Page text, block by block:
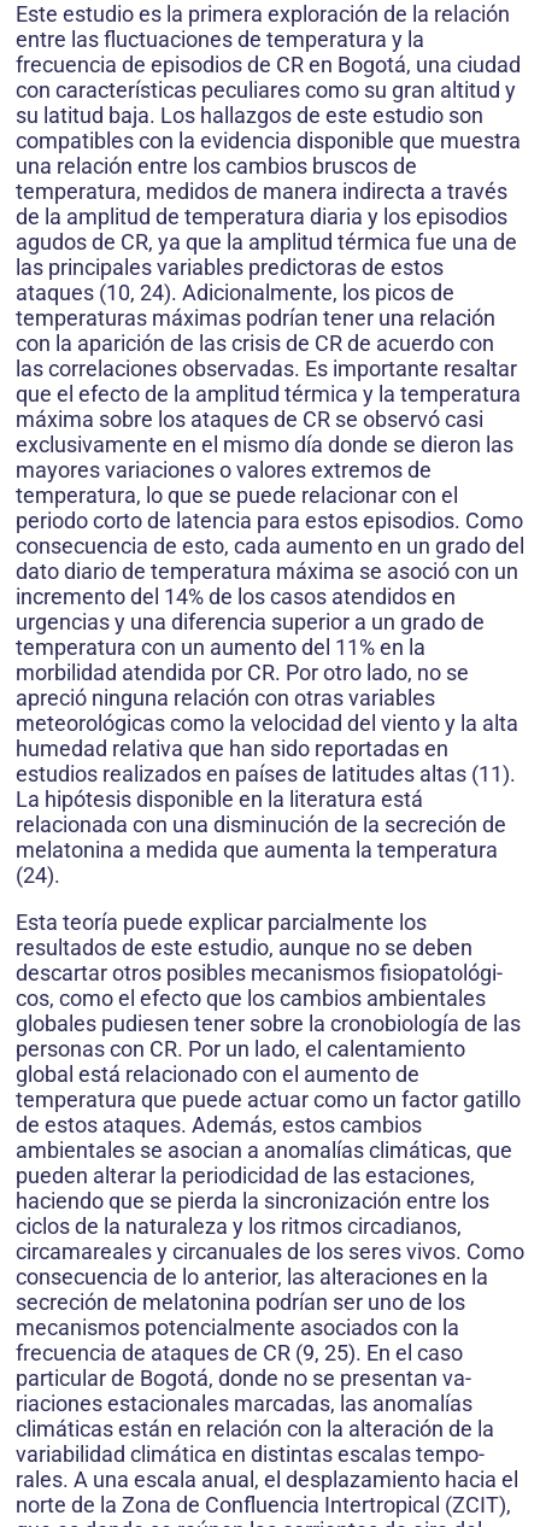
Este estudio es la primera exploración de la relación
entre las fluctuaciones de temperatura y la
frecuencia de episodios de CR en Bogotá, una ciudad
con características peculiares como su gran altitud y
su latitud baja. Los hallazgos de este estudio son
compatibles con la evidencia disponible que muestra
una relación entre los cambios bruscos de
temperatura, medidos de manera indirecta a través
de la amplitud de temperatura diaria y los episodios
agudos de CR, ya que la amplitud térmica fue una de
las principales variables predictoras de estos
ataques (10, 24). Adicionalmente, los picos de
temperaturas máximas podrían tener una relación
con la aparición de las crisis de CR de acuerdo con
las correlaciones observadas. Es importante resaltar
que el efecto de la amplitud térmica y la temperatura
máxima sobre los ataques de CR se observó casi
exclusivamente en el mismo día donde se dieron las
mayores variaciones o valores extre­mos de
temperatura, lo que se puede relacionar con el
periodo corto de latencia para estos episodios. Como
consecuencia de esto, cada aumento en un grado del
dato diario de temperatura máxima se asoció con un
incremento del 14% de los casos atendidos en
urgencias y una diferencia superior a un grado de
temperatura con un aumento del 11% en la
morbilidad atendida por CR. Por otro lado, no se
apreció ninguna relación con otras variables
meteorológicas como la velocidad del viento y la alta
humedad relativa que han sido reportadas en
estudios realizados en países de latitudes altas (11).
La hipótesis disponible en la literatura está
relacionada con una disminución de la secreción de
melatonina a medida que aumenta la tempe­ratura
(24).
Esta teoría puede explicar parcialmente los
resultados de este estudio, aunque no se deben
descartar otros posibles mecanismos fisiopatológi­
cos, como el efecto que los cambios ambientales
globales pudiesen tener sobre la cronobiología de las
personas con CR. Por un lado, el calen­tamiento
global está relacionado con el aumento de
temperatura que puede actuar como un factor gatillo
de estos ataques. Además, estos cambios
ambientales se asocian a anomalías climáticas, que
pueden alterar la periodicidad de las estaciones,
haciendo que se pierda la sincronización entre los
ciclos de la naturaleza y los ritmos circadianos,
circamareales y circanuales de los seres vivos. Como
consecuencia de lo anterior, las alteraciones en la
secreción de melatonina podrían ser uno de los
mecanismos potencialmente asociados con la
frecuencia de ataques de CR (9, 25). En el caso
particular de Bogotá, donde no se presentan va­
riaciones estacionales marcadas, las anomalías
climáticas están en relación con la alteración de la
variabilidad climática en distintas escalas tempo­
rales. A una escala anual, el desplazamiento hacia el
norte de la Zona de Confluencia Intertropical (ZCIT),